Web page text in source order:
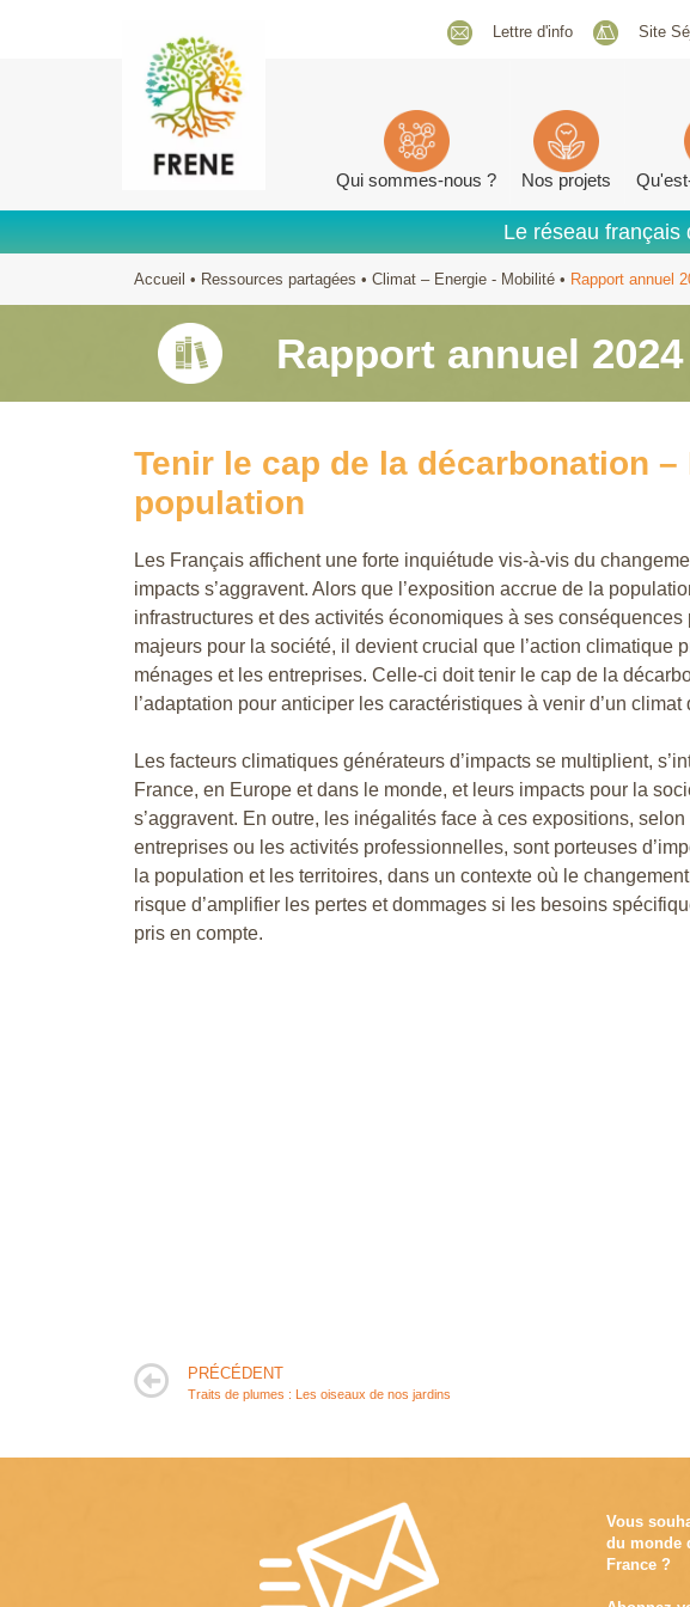
Lettre d'info Site
Qui sommes-nous ? Nos projets
Le réseau français
Accueil • Ressources partagées • Climat – Energie - Mobilité • Rapport annuel
Rapport annuel
Tenir le cap de la décarbonation –
population
Les Français affichent une forte inquiétude vis-à-vis du
impacts s’aggravent. Alors que l’exposition accrue de la
infrastructures et des activités économiques à ses
majeurs pour la société, il devient crucial que l’action climatique
ménages et les entreprises. Celle-ci doit tenir le cap de la
l’adaptation pour anticiper les caractéristiques à venir d’un
Les facteurs climatiques générateurs d’impacts se multiplient,
France, en Europe et dans le monde, et leurs impacts pour la
s’aggravent. En outre, les inégalités face à ces expositions,
entreprises ou les activités professionnelles, sont porteuses
la population et les territoires, dans un contexte où le
risque d’amplifier les pertes et dommages si les besoins
pris en compte.
PRÉCÉDENT
Traits de plumes : Les oiseaux de nos jardins
Vous
du monde
France ?